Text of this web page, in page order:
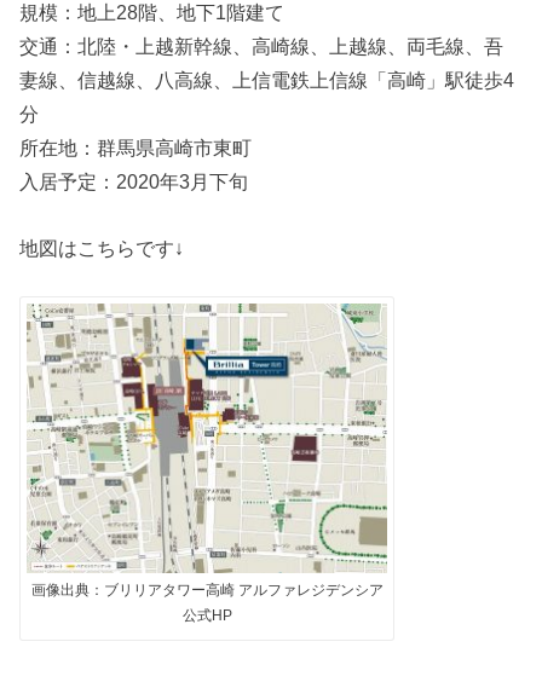
規模：地上28階、地下1階建て
交通：北陸・上越新幹線、高崎線、上越線、両毛線、吾
妻線、信越線、八高線、上信電鉄上信線「高崎」駅徒歩4
分
所在地：群馬県高崎市東町
入居予定：2020年3月下旬
地図はこちらです↓
画像出典：ブリリアタワー高崎 アルファレジデンシア
公式HP